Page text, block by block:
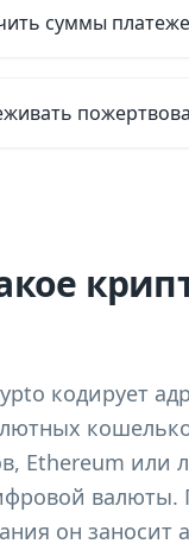
суммы
кодирует
Ethereum или
валюты.
он заносит